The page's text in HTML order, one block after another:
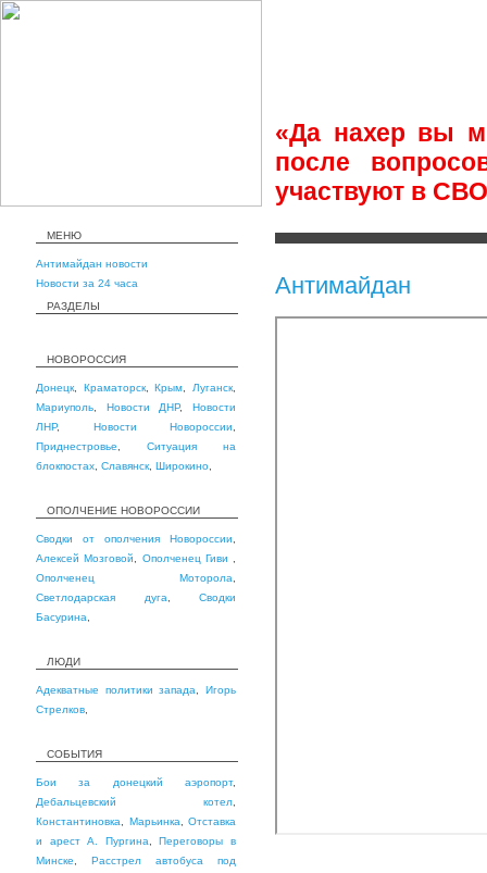
«Да нахер вы
после
участвуют в СВО
МЕНЮ
Антимайдан новости
Новости за 24 часа
РАЗДЕЛЫ
НОВОРОССИЯ
Донецк Краматорск,Крым Луганск
Мариуполь
Новости ДНР,Новости
ЛНР, Новости Новороссии
Приднестровье
Ситуация на
блокпостах Славянск Широкино
ОПОЛЧЕНИЕ НОВОРОССИИ
Сводки от ополчения Новороссии
Алексей Мозговой
Ополченец Гиви
Ополченец Моторола
Светлодарская дуга
Сводки
Басурина
ЛЮДИ
Адекватные политики запада ,Игорь
Стрелков
СОБЫТИЯ
Бои за донецкий аэропорт,
Дебальцевский котел
Константиновка
Марьинка
Отставка
и арест А. Пургина ,Переговоры в
Минске
Расстрел автобуса под
Антимайдан